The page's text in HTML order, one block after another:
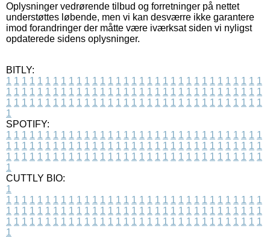
Oplysninger vedrørende tilbud og forretninger på nettet
understøttes løbende, men vi kan desværre ikke garantere
imod forandringer der måtte være iværksat siden vi nyligst
opdaterede sidens oplysninger.
BITLY:
1 1 1 1 1 1 1 1 1 1 1 1 1 1 1 1 1 1 1 1 1 1 1 1 1 1 1 1 1 1 1 1 1
1 1 1 1 1 1 1 1 1 1 1 1 1 1 1 1 1 1 1 1 1 1 1 1 1 1 1 1 1 1 1 1 1
1 1 1 1 1 1 1 1 1 1 1 1 1 1 1 1 1 1 1 1 1 1 1 1 1 1 1 1 1 1 1 1 1
1
SPOTIFY:
1 1 1 1 1 1 1 1 1 1 1 1 1 1 1 1 1 1 1 1 1 1 1 1 1 1 1 1 1 1 1 1 1
1 1 1 1 1 1 1 1 1 1 1 1 1 1 1 1 1 1 1 1 1 1 1 1 1 1 1 1 1 1 1 1 1
1 1 1 1 1 1 1 1 1 1 1 1 1 1 1 1 1 1 1 1 1 1 1 1 1 1 1 1 1 1 1 1 1
1
CUTTLY BIO:
1
1 1 1 1 1 1 1 1 1 1 1 1 1 1 1 1 1 1 1 1 1 1 1 1 1 1 1 1 1 1 1 1 1
1 1 1 1 1 1 1 1 1 1 1 1 1 1 1 1 1 1 1 1 1 1 1 1 1 1 1 1 1 1 1 1 1
1 1 1 1 1 1 1 1 1 1 1 1 1 1 1 1 1 1 1 1 1 1 1 1 1 1 1 1 1 1 1 1 1
1